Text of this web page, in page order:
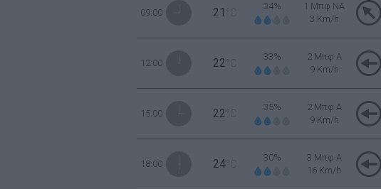
09:00 21 °C
34%
1 Μπφ NA
3 Km/h
12:00 22 °C
33%
2 Μπφ Α
9 Km/h
15:00 22 °C
35%
2 Μπφ Α
9 Km/h
18:00 24 °C
30%
3 Μπφ Α
16 Km/h